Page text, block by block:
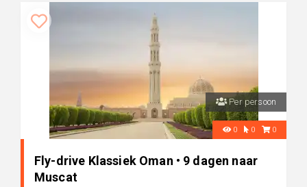
Per persoon
0 0 0
Fly-drive Klassiek Oman • 9 dagen naar
Muscat